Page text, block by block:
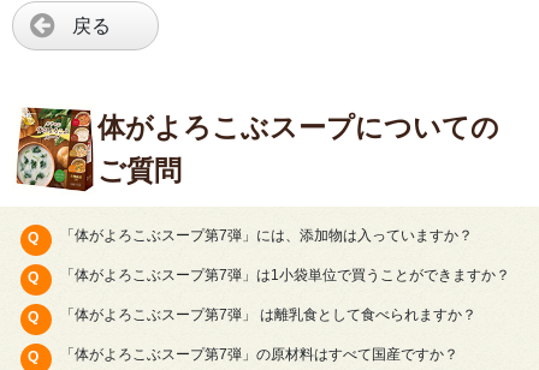
戻る
体がよろこぶスープについての
ご質問
「体がよろこぶスープ第7弾」には、添加物は入っていますか？
「体がよろこぶスープ第7弾」は1小袋単位で買うことができますか？
「体がよろこぶスープ第7弾」 は離乳食として食べられますか？
「体がよろこぶスープ第7弾」の原材料はすべて国産ですか？